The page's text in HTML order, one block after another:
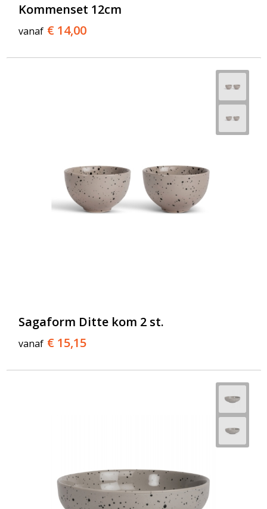
Kommenset 12cm
vanaf € 14,00
Sagaform Ditte kom 2 st.
vanaf € 15,15